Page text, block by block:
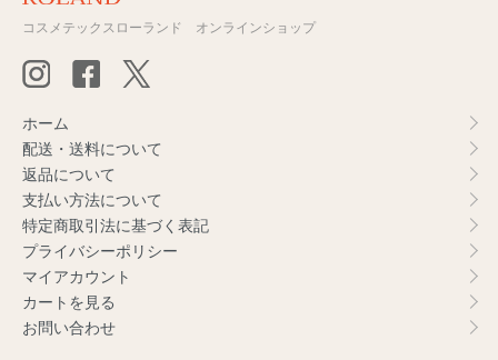
コスメテックスローランド オンラインショップ
ホーム
配送・送料について
返品について
支払い方法について
特定商取引法に基づく表記
プライバシーポリシー
マイアカウント
カートを見る
お問い合わせ